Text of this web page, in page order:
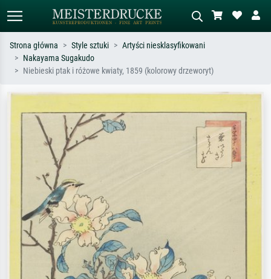
Wyszukiwanie standardowe Wyszukiwanie obrazów AI
impresjonizm, fala Hokusaia, akt.
stojący akt obok drzewa.
Strona główna Style sztuki
Artyści niesklasyfikowani
Nakayama Sugakudo
Niebieski ptak i różowe kwiaty, 1859 (kolorowy drzeworyt)